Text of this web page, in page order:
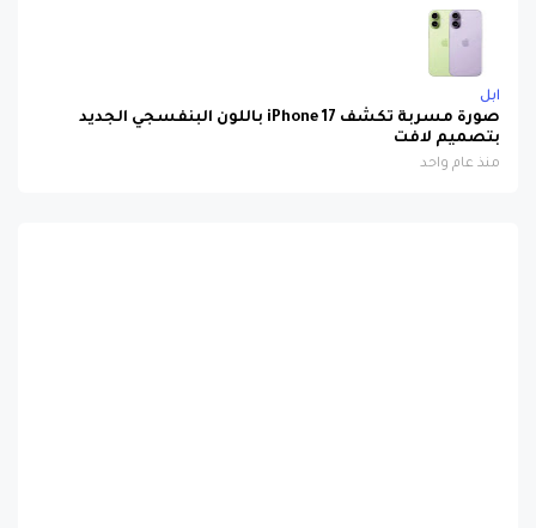
ابل
صورة مسربة تكشف iPhone 17 باللون البنفسجي الجديد
بتصميم لافت
منذ عام واحد